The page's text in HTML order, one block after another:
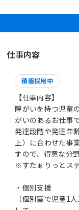
仕事内容
積極採用中
【仕事内容】
障がいを持つ児童
がいのあるお仕事で
発達段階や発達年
上）に合わせた事
すので、得意な分
※すたぁりっとス
・個別支援
（個別室で児童1